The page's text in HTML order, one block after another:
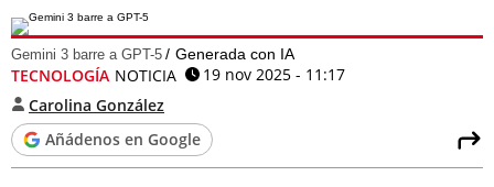
Gemini 3 barre a GPT-5 Generada con IA
TECNOLOGÍA NOTICIA
19 nov 2025 - 11:17
Carolina González
Añádenos en Google